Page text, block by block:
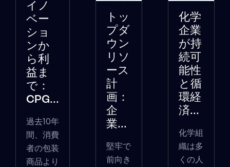
イノ
ベー
ショ
ンか
ら利
益ま
で：
CPG...
過去10年
間、消費
者の包装
商品より
トッ
プダ
ウン
リソ
ース
計
画：
企
業...
堅牢で
前向き
化学
企業
が持
続可
能性
と循
環経
済...
化学組
織は多
くの人